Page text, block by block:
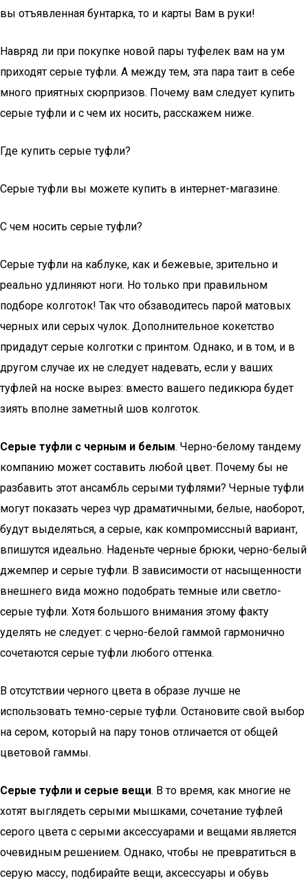
вы отъявленная бунтарка, то и карты Вам в руки!
Навряд ли при покупке новой пары туфелек вам на ум
приходят серые туфли. А между тем, эта пара таит в себе
много приятных сюрпризов. Почему вам следует купить
серые туфли и с чем их носить, расскажем ниже.
Где купить серые туфли?
Серые туфли вы можете купить в интернет-магазине.
С чем носить серые туфли?
Серые туфли на каблуке, как и бежевые, зрительно и
реально удлиняют ноги. Но только при правильном
подборе колготок! Так что обзаводитесь парой матовых
черных или серых чулок. Дополнительное кокетство
придадут серые колготки с принтом. Однако, и в том, и в
другом случае их не следует надевать, если у ваших
туфлей на носке вырез: вместо вашего педикюра будет
зиять вполне заметный шов колготок.
Серые туфли с черным и белым. Черно-белому тандему
компанию может составить любой цвет. Почему бы не
разбавить этот ансамбль серыми туфлями? Черные туфли
могут показать через чур драматичными, белые, наоборот,
будут выделяться, а серые, как компромиссный вариант,
впишутся идеально. Наденьте черные брюки, черно-белый
джемпер и серые туфли. В зависимости от насыщенности
внешнего вида можно подобрать темные или светло-
серые туфли. Хотя большого внимания этому факту
уделять не следует: с черно-белой гаммой гармонично
сочетаются серые туфли любого оттенка.
В отсутствии черного цвета в образе лучше не
использовать темно-серые туфли. Остановите свой выбор
на сером, который на пару тонов отличается от общей
цветовой гаммы.
Серые туфли и серые вещи. В то время, как многие не
хотят выглядеть серыми мышками, сочетание туфлей
серого цвета с серыми аксессуарами и вещами является
очевидным решением. Однако, чтобы не превратиться в
серую массу, подбирайте вещи, аксессуары и обувь